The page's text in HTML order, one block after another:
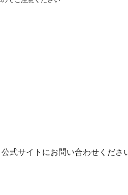
式サイトにお問い合わせくださ